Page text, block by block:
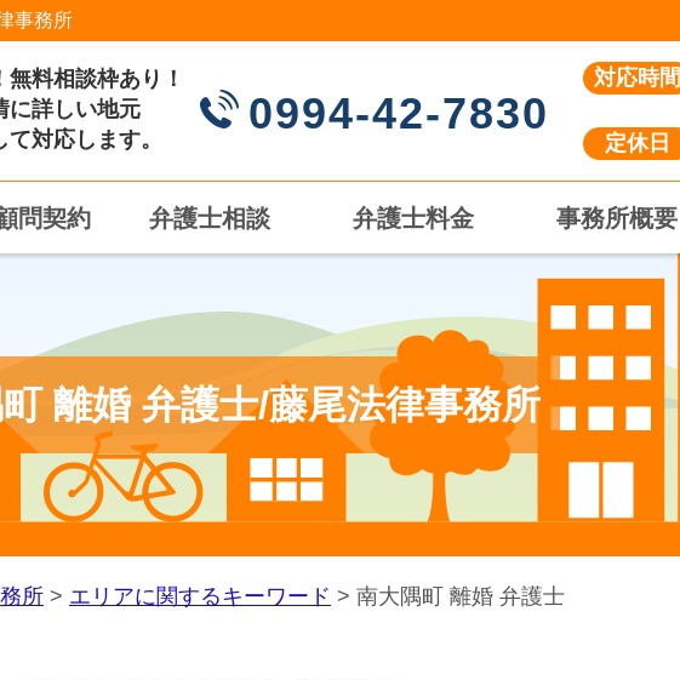
事務所
無料相談枠あり！
に詳しい地元
対応します。
0994-42-7830
対応時間
定休日
問契約 弁護士相談 弁護士料金 事務所概要
離婚 弁護士/藤尾法律事務所
所 > エリアに関するキーワード > 南大隅町 離婚 弁護士